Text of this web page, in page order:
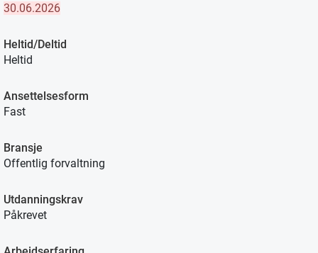
30.06.2026
Heltid/Deltid
Heltid
Ansettelsesform
Fast
Bransje
Offentlig forvaltning
Utdanningskrav
Påkrevet